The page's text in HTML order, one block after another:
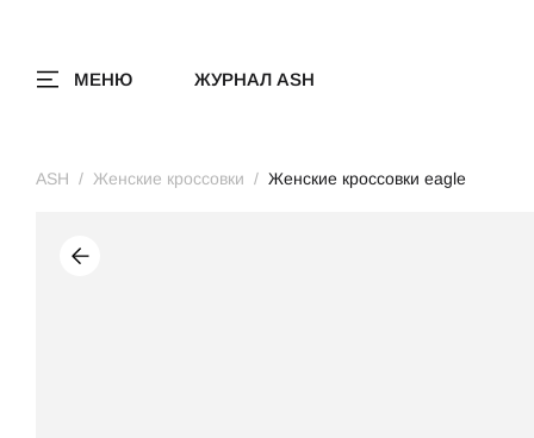
МЕНЮ ЖУРНАЛ ASH
ASH Женские кроссовки Женские кроссовки eagle